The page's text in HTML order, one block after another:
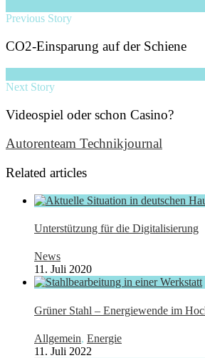
Previous Story
CO2-Einsparung auf der Schiene
Next Story
Videospiel oder schon Casino?
Autorenteam Technikjournal
Related articles
Unterstützung für die Digitalisierung
News
11. Juli 2020
Grüner Stahl – Energiewende im
Allgemein, Energie
11. Juli 2022